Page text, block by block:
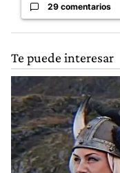
29 comentarios